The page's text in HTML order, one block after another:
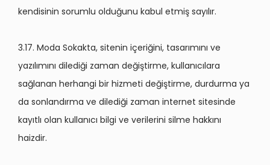
kendisinin sorumlu olduğunu kabul etmiş sayılır.
3.17. Moda Sokakta, sitenin içeriğini, tasarımını ve
yazılımını dilediği zaman değiştirme, kullanıcılara
sağlanan herhangi bir hizmeti değiştirme, durdurma ya
da sonlandırma ve dilediği zaman internet sitesinde
kayıtlı olan kullanıcı bilgi ve verilerini silme hakkını
haizdir.